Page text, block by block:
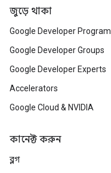
জুড়ে থাকা
Google Developer Program
Google Developer Groups
Google Developer Experts
Accelerators
Google Cloud & NVIDIA
কানেক্ট করুন
ব্লগ